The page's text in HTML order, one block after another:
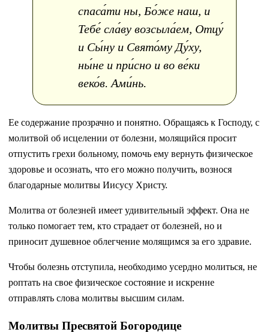
спаса́ти ны, Бо́же наш, и
Тебе́ сла́ву возсыла́ем, Отцу́
и Сы́ну и Свято́му Ду́ху,
ны́не и при́сно и во ве́ки
веко́в. Ами́нь.
Ее содержание прозрачно и понятно. Обращаясь к Господу, с
молитвой об исцелении от болезни, молящийся просит
отпустить грехи больному, помочь ему вернуть физическое
здоровье и осознать, что его можно получить, вознося
благодарные молитвы Иисусу Христу.
Молитва от болезней имеет удивительный эффект. Она не
только помогает тем, кто страдает от болезней, но и
приносит душевное облегчение молящимся за его здравие.
Чтобы болезнь отступила, необходимо усердно молиться, не
роптать на свое физическое состояние и искренне
отправлять слова молитвы высшим силам.
Молитвы Пресвятой Богородице